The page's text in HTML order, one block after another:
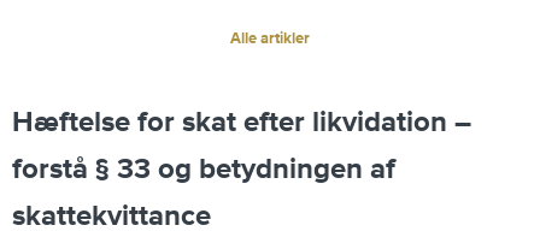
Alle artikler
Hæftelse for skat efter likvidation –
forstå § 33 og betydningen af
skattekvittance